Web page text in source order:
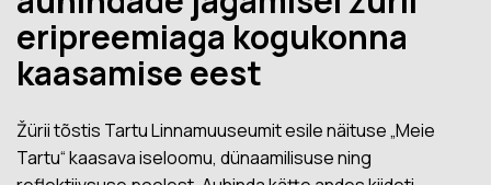
eripreemiaga kogukonna
kaasamise eest
Žürii tõstis Tartu Linnamuuseumit esile näituse „Meie
Tartu“ kaasava iseloomu, dünaamilisuse ning